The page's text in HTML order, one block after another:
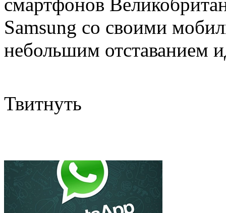
Samsung со своими
небольшим отставанием
Твитнуть